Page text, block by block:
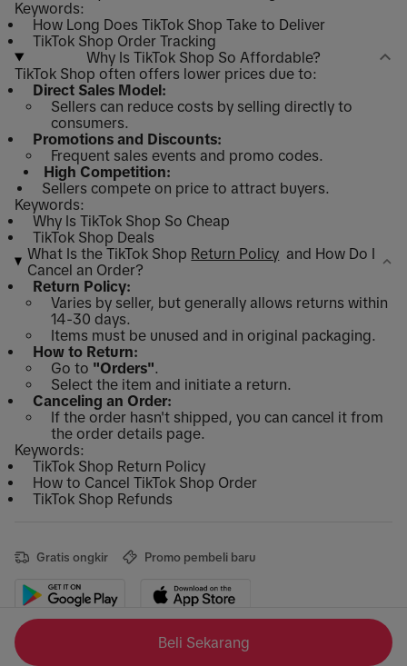
Keywords:
How Long Does TikTok Shop Take to Deliver
TikTok Shop Order Tracking
Why Is TikTok Shop So Affordable?
TikTok Shop often offers lower prices due to:
Direct Sales Model:
Sellers can reduce costs by selling directly to
consumers.
Promotions and Discounts:
Frequent sales events and promo codes.
High Competition:
Sellers compete on price to attract buyers.
Keywords:
Why Is TikTok Shop So Cheap
TikTok Shop Deals
What Is the TikTok Shop Return Policy and How Do I
Cancel an Order?
Return Policy:
Varies by seller, but generally allows returns within
14-30 days.
Items must be unused and in original packaging.
How to Return:
Go to "Orders".
Select the item and initiate a return.
Canceling an Order:
If the order hasn't shipped, you can cancel it from
the order details page.
Keywords:
TikTok Shop Return Policy
How to Cancel TikTok Shop Order
TikTok Shop Refunds
Gratis ongkir Promo pembeli baru
Beli Sekarang